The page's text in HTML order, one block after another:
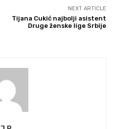
NEXT ARTICLE
Tijana Cukić najbolji asistent
Druge ženske lige Srbije